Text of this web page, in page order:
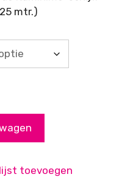
mtr.)
toevoegen